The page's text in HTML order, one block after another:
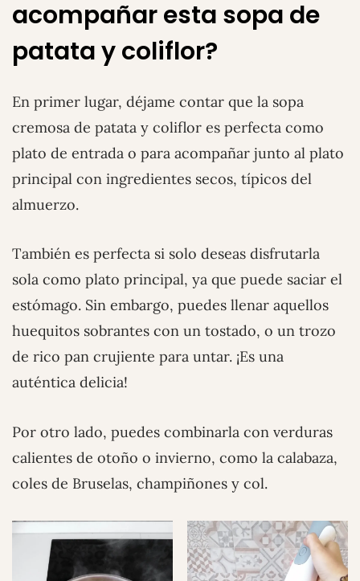
acompañar esta sopa de
patata y coliflor?
En primer lugar, déjame contar que la sopa
cremosa de patata y coliflor es perfecta como
plato de entrada o para acompañar junto al plato
principal con ingredientes secos, típicos del
almuerzo.
También es perfecta si solo deseas disfrutarla
sola como plato principal, ya que puede saciar el
estómago. Sin embargo, puedes llenar aquellos
huequitos sobrantes con un tostado, o un trozo
de rico pan crujiente para untar. ¡Es una
auténtica delicia!
Por otro lado, puedes combinarla con verduras
calientes de otoño o invierno, como la calabaza,
coles de Bruselas, champiñones y col.